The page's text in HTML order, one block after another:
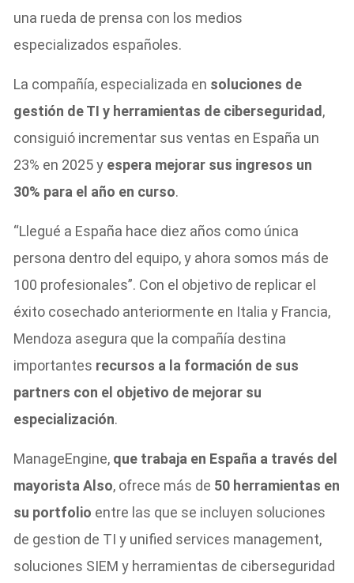
una rueda de prensa con los medios
especializados españoles.
La compañía, especializada en soluciones de
gestión de TI y herramientas de ciberseguridad,
consiguió incrementar sus ventas en España un
23% en 2025 y espera mejorar sus ingresos un
30% para el año en curso.
“Llegué a España hace diez años como única
persona dentro del equipo, y ahora somos más de
100 profesionales”. Con el objetivo de replicar el
éxito cosechado anteriormente en Italia y Francia,
Mendoza asegura que la compañía destina
importantes recursos a la formación de sus
partners con el objetivo de mejorar su
especialización.
ManageEngine, que trabaja en España a través del
mayorista Also, ofrece más de 50 herramientas en
su portfolio entre las que se incluyen soluciones
de gestion de TI y unified services management,
soluciones SIEM y herramientas de ciberseguridad